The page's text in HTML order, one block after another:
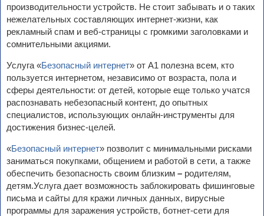
производительности устройств. Не стоит забывать и о таких
нежелательных составляющих интернет-жизни, как
рекламный спам и веб-страницы с громкими заголовками и
сомнительными акциями.
Услуга «Безопасный интернет» от А1 полезна всем, кто
пользуется интернетом, независимо от возраста, пола и
сферы деятельности: от детей, которые еще только учатся
распознавать небезопасный контент, до опытных
специалистов, использующих онлайн-инструменты для
достижения бизнес-целей.
«Безопасный интернет» позволит с минимальными рисками
заниматься покупками, общением и работой в сети, а также
обеспечить безопасность своим близким – родителям,
детям.Услуга дает возможность заблокировать фишинговые
письма и сайты для кражи личных данных, вирусные
программы для заражения устройств, ботнет-сети для